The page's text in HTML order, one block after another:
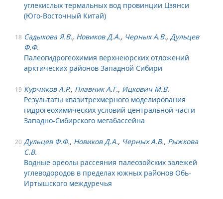
углекислых термальных вод провинции Цзянси
(Юго-Восточный Китай)
18 Садыкова Я.В., Новиков Д.А., Черных А.В., Дульцев
Ф.Ф.
Палеогидрогеохимия верхнеюрских отложений
арктических районов Западной Сибири
19 Курчиков А.Р., Плавник А.Г., Ицкович М.В.
Результаты квазитрехмерного моделирования
гидрогеохимических условий центральной части
Западно-Сибирского мегабассейна
20 Дульцев Ф.Ф., Новиков Д.А., Черных А.В., Рыжкова
С.В.
Водные ореолы рассеяния палеозойских залежей
углеводородов в пределах южных районов Обь-
Иртышского междуречья